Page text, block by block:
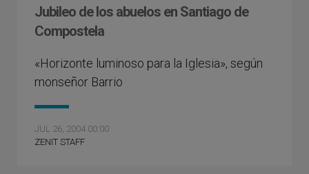
Jubileo de los abuelos en Santiago de
Compostela
«Horizonte luminoso para la Iglesia», según
monseñor Barrio
JUL 26, 2004 00:00
ZENIT STAFF